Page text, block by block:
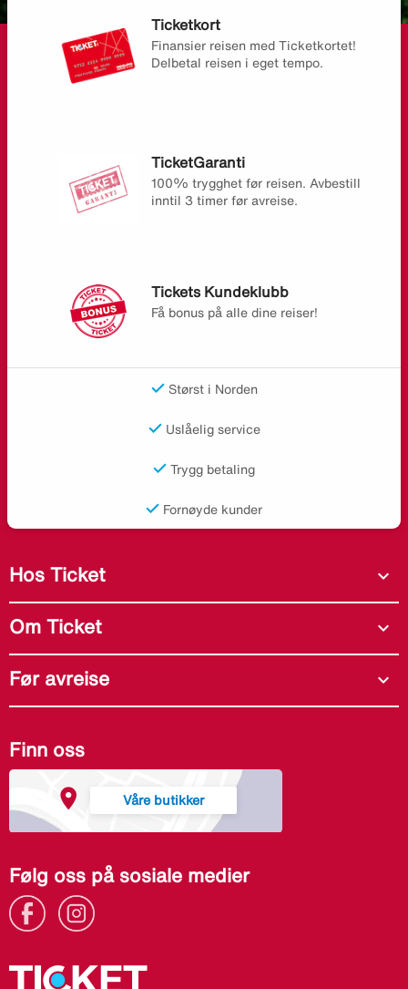
Ticketkort
Finansier reisen med Ticketkortet!
Delbetal reisen i eget tempo.
TicketGaranti
100% trygghet før reisen. Avbestill
inntil 3 timer før avreise.
Tickets Kundeklubb
Få bonus på alle dine reiser!
Størst i Norden
Uslåelig service
Trygg betaling
Fornøyde kunder
Hos Ticket expand_more
Om Ticket expand_more
Før avreise expand_more
Finn oss
Våre butikker
Følg oss på sosiale medier